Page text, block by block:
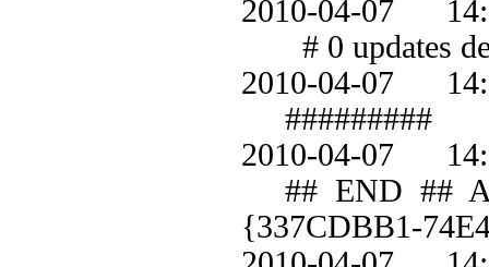
2010-04-07
# 0 updates
2010-04-07
#########
2010-04-07
## END ##
{337CDBB1-